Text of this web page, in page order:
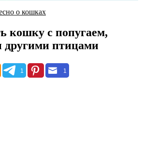
о кошках
кошку с попугаем,
другими птицами
1 1